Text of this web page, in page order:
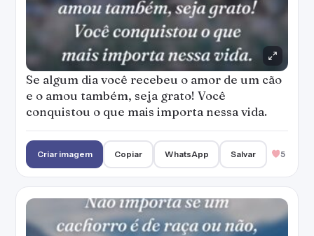
Se algum dia você recebeu o amor de um cão
e o amou também, seja grato! Você
conquistou o que mais importa nessa vida.
Criar imagem Copiar WhatsApp Salvar 5